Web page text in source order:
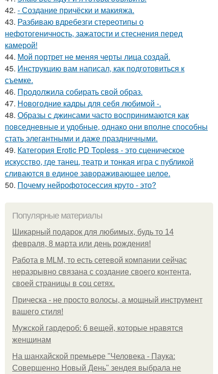
42. - Создание причёски и макияжа.
43. Разбиваю вдребезги стереотипы о
нефотогеничность, зажатости и стеснения перед
камерой!
44. Мой портрет не меняя черты лица создай.
45. Инструкцию вам написал, как подготовиться к
съемке.
46. Продолжила собирать свой образ.
47. Новогодние кадры для себя любимой -.
48. Образы с джинсами часто воспринимаются как
повседневные и удобные, однако они вполне способны
стать элегантными и даже праздничными.
49. Категория Erotic PD Topless - это сценическое
искусство, где танец, театр и тонкая игра с публикой
сливаются в единое завораживающее целое.
50. Почему нейрофотосессия круто - это?
Популярные материалы
Шикарный подарок для любимых, будь то 14
февраля, 8 марта или день рождения!
Работа в MLM, то есть сетевой компании сейчас
неразрывно связана с создание своего контента,
своей страницы в соц сетях.
Прическа - не просто волосы, а мощный инструмент
вашего стиля!
Мужской гардероб: 6 вещей, которые нравятся
женщинам
На шанхайской премьере "Человека - Паука:
Совершенно Новый День" зендея выбрала не